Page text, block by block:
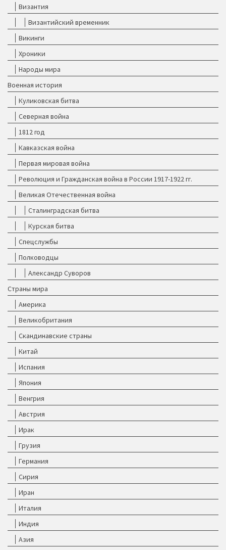
Византия
Византийский временник
Викинги
Хроники
Народы мира
Военная история
Куликовская битва
Северная война
1812 год
Кавказская война
Первая мировая война
Революция и Гражданская война в России 1917-1922 гг.
Великая Отечественная война
Сталинградская битва
Курская битва
Спецслужбы
Полководцы
Александр Суворов
Страны мира
Америка
Великобритания
Скандинавские страны
Китай
Испания
Япония
Венгрия
Австрия
Ирак
Грузия
Германия
Сирия
Иран
Италия
Индия
Азия